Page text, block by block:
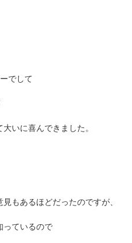
でして
いに喜んできました。
もあるほどだったのですが、
っているので